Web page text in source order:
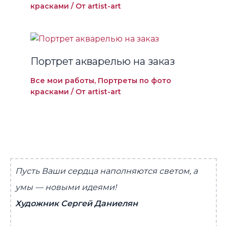
красками / От artist-art
Портрет акварелью на заказ
Все мои работы, Портреты по фото
красками / От artist-art
Пусть Ваши сердца наполняются светом, а
умы — новыми идеями!
Художник Сергей Даниелян